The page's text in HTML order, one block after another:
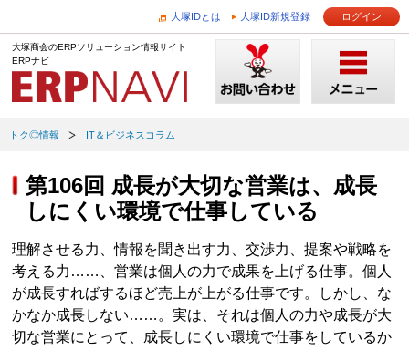
大塚IDとは 大塚ID新規登録 ログイン
大塚商会のERPソリューション情報サイト
ERPナビ
トク◎情報 IT＆ビジネスコラム
第106回 成長が大切な営業は、成長
しにくい環境で仕事している
理解させる力、情報を聞き出す力、交渉力、提案や戦略を
考える力……、営業は個人の力で成果を上げる仕事。個人
が成長すればするほど売上が上がる仕事です。しかし、な
かなか成長しない……。実は、それは個人の力や成長が大
切な営業にとって、成長しにくい環境で仕事をしているか